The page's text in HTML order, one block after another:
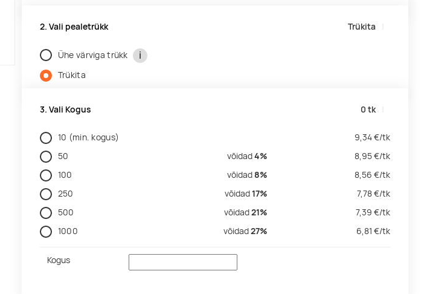
2. Vali pealetrükk Trükita
Ühe värviga trükk i
Trükita
3. Vali Kogus 0 tk
10 (min. kogus) 9,34€/tk
50
võidad4% 8,95€/tk
100
võidad8% 8,56 €/tk
250
võidad17% 7,78€/tk
500
võidad21% 7,39 €/tk
1000
võidad27% 6,81 €/tk
Kogus